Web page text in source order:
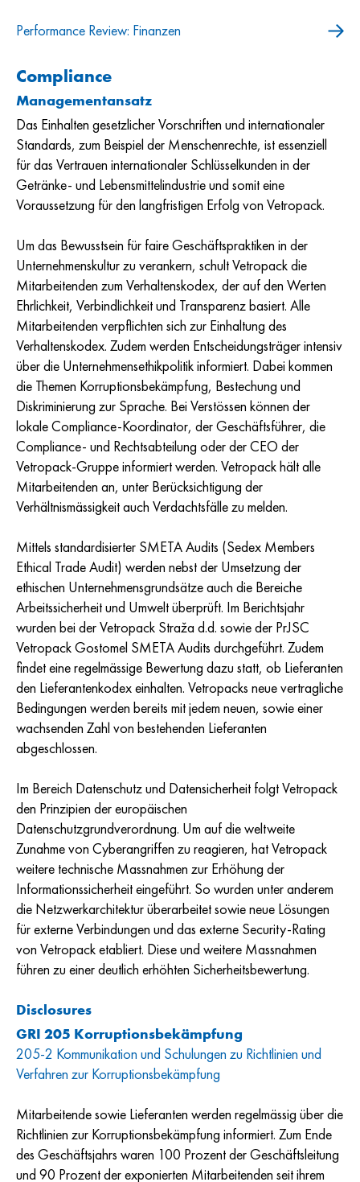
Performance Review: Finanzen
Compliance
Managementansatz
Das Einhalten gesetzlicher Vorschriften und internationaler
Standards, zum Beispiel der Menschenrechte, ist essenziell
für das Vertrauen internationaler Schlüsselkunden in der
Getränke- und Lebensmittelindustrie und somit eine
Voraussetzung für den langfristigen Erfolg von Vetropack.
Um das Bewusstsein für faire Geschäftspraktiken in der
Unternehmenskultur zu verankern, schult Vetropack die
Mitarbeitenden zum Verhaltenskodex, der auf den Werten
Ehrlichkeit, Verbindlichkeit und Transparenz basiert. Alle
Mitarbeitenden verpflichten sich zur Einhaltung des
Verhaltenskodex. Zudem werden Entscheidungsträger intensiv
über die Unternehmensethikpolitik informiert. Dabei kommen
die Themen Korruptionsbekämpfung, Bestechung und
Diskriminierung zur Sprache. Bei Verstössen können der
lokale Compliance-Koordinator, der Geschäftsführer, die
Compliance- und Rechtsabteilung oder der CEO der
Vetropack-Gruppe informiert werden. Vetropackhält alle
Mitarbeitenden an, unter Berücksichtigung der
Verhältnismässigkeit auch Verdachtsfälle zu melden.
Mittels standardisierter SMETA Audits (Sedex Members
Ethical Trade Audit) werden nebst der Umsetzung der
ethischen Unternehmensgrundsätze auch die Bereiche
Arbeitssicherheit und Umwelt überprüft. Im Berichtsjahr
wurden bei der Vetropack Straža d.d. sowie der PrJSC
Vetropack Gostomel SMETA Audits durchgeführt. Zudem
findet eine regelmässige Bewertung dazu statt, ob Lieferanten
den Lieferantenkodex einhalten. Vetropacks neue vertragliche
Bedingungen werden bereits mit jedem neuen, sowie einer
wachsenden Zahl von bestehenden Lieferanten
abgeschlossen.
Im Bereich Datenschutz und Datensicherheit folgt Vetropack
den Prinzipien der europäischen
Datenschutzgrundverordnung. Um auf die weltweite
Zunahme von Cyberangriffen zu reagieren, hat Vetropack
weitere technische Massnahmen zur Erhöhung der
Informationssicherheit eingeführt. So wurden unter anderem
die Netzwerkarchitektur überarbeitet sowie neue Lösungen
für externe Verbindungen und das externe Security-Rating
von Vetropack etabliert. Diese und weitere Massnahmen
führen zu einer deutlich erhöhten Sicherheitsbewertung.
Disclosures
GRI 205 Korruptionsbekämpfung
205-2 Kommunikation und Schulungen zu Richtlinien und
Verfahren zur Korruptionsbekämpfung
Mitarbeitende sowie Lieferanten werden regelmässig über die
Richtlinien zur Korruptionsbekämpfung informiert. Zum Ende
des Geschäftsjahrs waren 100 Prozent der Geschäftsleitung
und 90 Prozent der exponierten Mitarbeitenden seit ihrem